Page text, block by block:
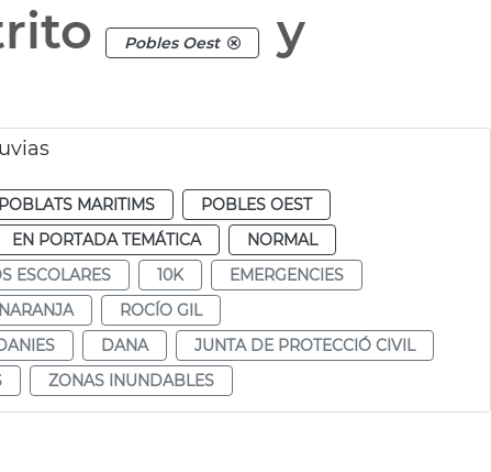
Pobles Oest
y
POBLATS MARITIMS
POBLES OEST
EN PORTADA TEMÁTICA
NORMAL
ESCOLARES 10K
EMERGENCIES
ROCÍO GIL
DANA
JUNTA DE PROTECCIÓ CIVIL
ZONAS INUNDABLES